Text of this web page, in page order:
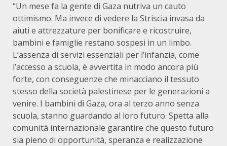
“Un mese fa la gente di Gaza nutriva un cauto
ottimismo. Ma invece di vedere la Striscia invasa da
aiuti e attrezzature per bonificare e ricostruire,
bambini e famiglie restano sospesi in un limbo.
L’assenza di servizi essenziali per l’infanzia, come
l’accesso a scuola, è avvertita in modo ancora più
forte, con conseguenze che minacciano il tessuto
stesso della società palestinese per le generazioni a
venire. I bambini di Gaza, ora al terzo anno senza
scuola, stanno guardando al loro futuro. Spetta alla
comunità internazionale garantire che questo futuro
sia pieno di opportunità, speranza e realizzazione